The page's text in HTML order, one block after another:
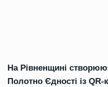
На Рівненщині
Полотно Єдності із